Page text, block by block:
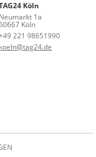
Köln
Neumarkt 1a
50667 Köln
221 98651990
koeln@tag24.de